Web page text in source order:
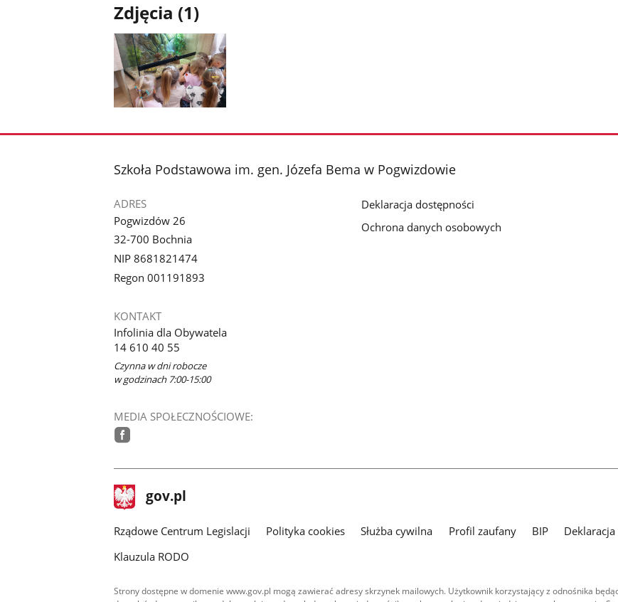
Zdjęcia (1)
galerii.
stopka
Szkoła Podstawowa im. gen. Józefa Bema w Pogwizdowie
ADRES
Pogwizdów 26
32-700 Bochnia
NIP 8681821474
Regon 001191893
KONTAKT
Infolinia dla Obywatela
14 610 40 55
Czynna w dni robocze
w godzinach 7:00-15:00
MEDIA SPOŁECZNOŚCIOWE:
Deklaracja dostępności
Ochrona danych osobowych
stopka
gov.pl Strona
gov.pl
Rządowe Centrum Legislacji Polityka cookies Służba cywilna Profil zaufany BIP
Klauzula RODO
Strony dostępne w domenie www.gov.pl mogą zawierać adresy skrzynek mailowych. Użytkownik korzystający z odnośnika